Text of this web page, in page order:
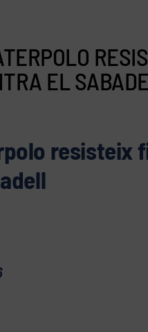
EL
resisteix